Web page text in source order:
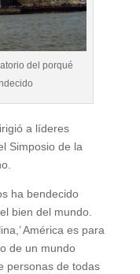
del porqué
a líderes
Simposio de la
ha bendecido
bien del mundo.
América es para
de un mundo
personas de todas